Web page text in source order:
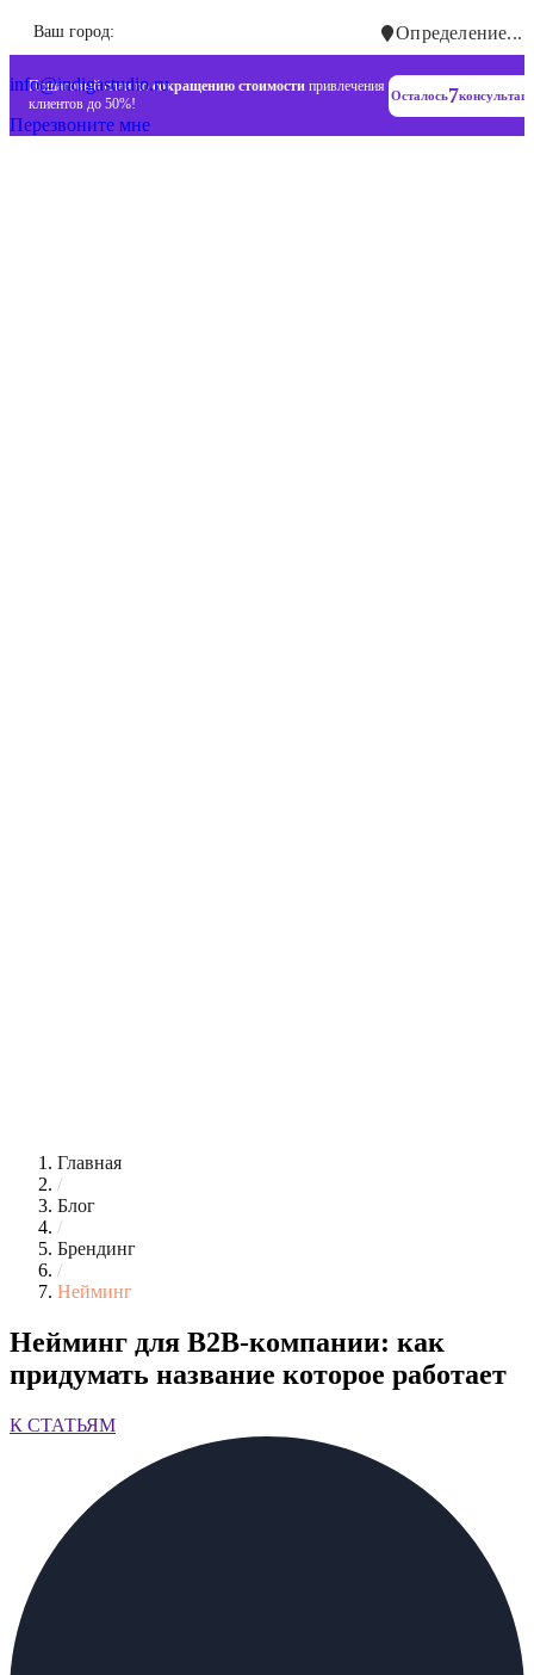
Ваш город: Определение...
Пошаговый план посокращению стоимости привлечения
клиентов до 50%!
Осталось7
+7 (993) 477-18-57
info@indigastudio.ru
Перезвоните мне
Главная
/
Блог
/
Брендинг
/
Нейминг
Нейминг для B2B-компании: как
придумать название которое работает
К СТАТЬЯМ